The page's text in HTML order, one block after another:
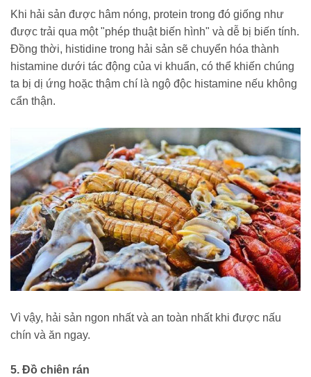
Khi hải sản được hâm nóng, protein trong đó giống như
được trải qua một "phép thuật biến hình" và dễ bị biến tính.
Đồng thời, histidine trong hải sản sẽ chuyển hóa thành
histamine dưới tác động của vi khuẩn, có thể khiến chúng
ta bị dị ứng hoặc thậm chí là ngộ độc histamine nếu không
cẩn thận.
Vì vậy, hải sản ngon nhất và an toàn nhất khi được nấu
chín và ăn ngay.
5. Đồ chiên rán